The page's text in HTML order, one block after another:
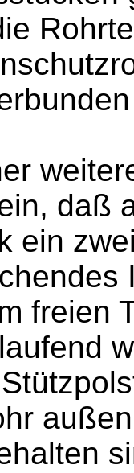
daß
ein
freien